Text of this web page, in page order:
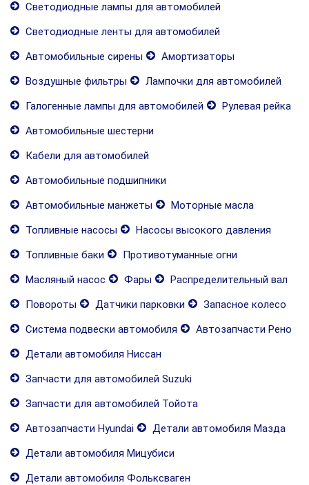
Светодиодные лампы для автомобилей
Светодиодные ленты для автомобилей
Автомобильные сирены
Амортизаторы
Воздушные фильтры
Лампочки для автомобилей
Галогенные лампы для автомобилей
Рулевая рейка
Автомобильные шестерни
Кабели для автомобилей
Автомобильные подшипники
Автомобильные манжеты
Моторные масла
Топливные насосы
Насосы высокого давления
Топливные баки
Противотуманные огни
Масляный насос
Фары
Распределительный вал
Повороты
Датчики парковки
Запасное колесо
Система подвески автомобиля
Автозапчасти Рено
Детали автомобиля Ниссан
Запчасти для автомобилей Suzuki
Запчасти для автомобилей Тойота
Автозапчасти Hyundai
Детали автомобиля Мазда
Детали автомобиля Мицубиси
Детали автомобиля Фольксваген